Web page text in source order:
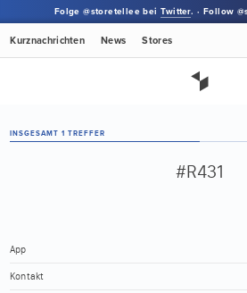
Folge @storetellee beiTwitter. · Follow
Kurznachrichten News Stores
INSGESAMT 1 TREFFER
#R431
App
Kontakt